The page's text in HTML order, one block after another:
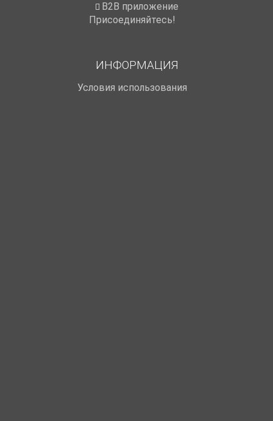
B2B приложение
Присоединяйтесь!
ИНФОРМАЦИЯ
Условия использования